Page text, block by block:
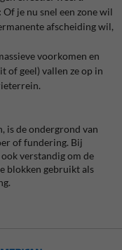
Of je nu snel een zone wil
afscheiding wil,
voorkomen en
of geel) vallen ze op in
is de ondergrond van
of fundering. Bij
verstandig om de
blokken gebruikt als